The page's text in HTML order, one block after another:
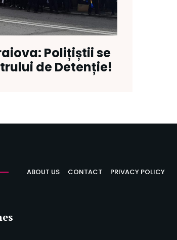
Polițiștii se
de Detenție!
ABOUT US CONTACT PRIVACY POLICY